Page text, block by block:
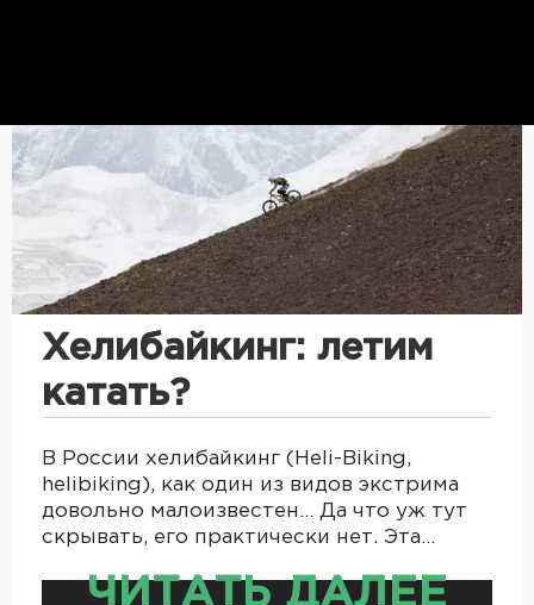
Хелибайкинг: летим
катать?
В России хелибайкинг (Heli-Biking,
helibiking), как один из видов экстрима
довольно малоизвестен… Да что уж тут
скрывать, его практически нет. Эта…
ЧИТАТЬ ДАЛЕЕ